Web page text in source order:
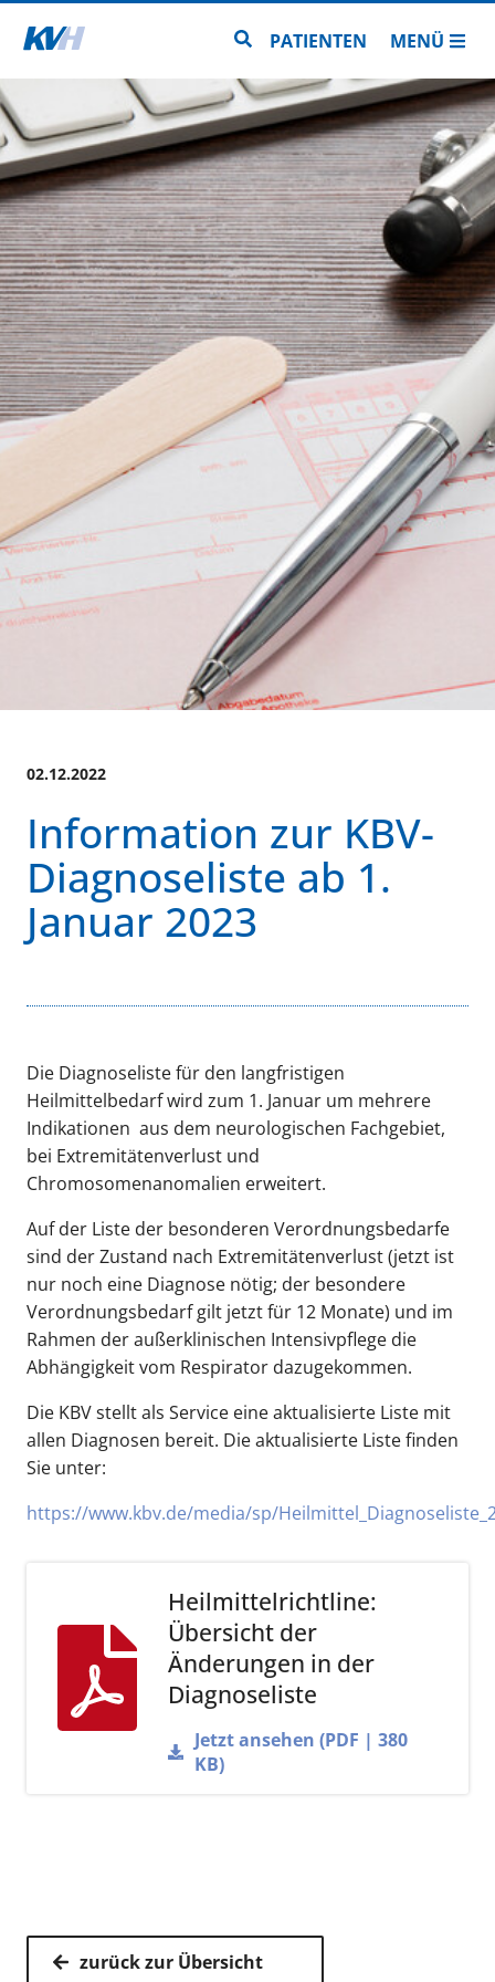
Zur Startseite Zur Seitensuche
PATIENTEN MENÜ
02.12.2022
Information zur KBV-
Diagnoseliste ab 1.
Januar 2023
Die Diagnoseliste für den langfristigen
Heilmittelbedarf wird zum 1. Januar um mehrere
Indikationen aus dem neurologischen Fachgebiet,
bei Extremitätenverlust und
Chromosomenanomalien erweitert.
Auf der Liste der besonderen Verordnungsbedarfe
sind der Zustand nach Extremitätenverlust (jetzt ist
nur noch eine Diagnose nötig; der besondere
Verordnungsbedarf gilt jetzt für 12 Monate) und im
Rahmen der außerklinischen Intensivpflege die
Abhängigkeit vom Respirator dazugekommen.
Die KBV stellt als Service eine aktualisierte Liste mit
allen Diagnosen bereit. Die aktualisierte Liste finden
Sie unter:
https://www.kbv.de/media/sp/
Heilmittelrichtline:
Übersicht der
Änderungen in der
Diagnoseliste
Jetzt ansehen (PDF | 380
KB)
zurück zur Übersicht